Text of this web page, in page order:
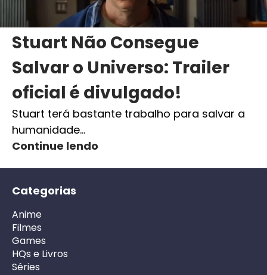
Stuart Não Consegue
Salvar o Universo: Trailer
oficial é divulgado!
Stuart terá bastante trabalho para salvar a
humanidade…
Continue lendo
Categorias
Anime
Filmes
Games
HQs e Livros
Séries